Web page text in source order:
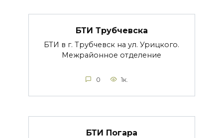
БТИ Трубчевска
БТИ в г. Трубчевск на ул. Урицкого.
Межрайонное отделение
0 1к.
БТИ Погара